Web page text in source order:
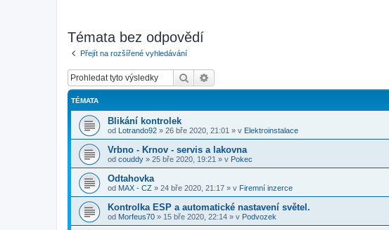
Témata bez odpovědí
Přejít na rozšířené vyhledávání
Hledat
TÉMATA
Blikání kontrolek
od Lotrando92 » 26 bře 2020, 21:01 » v Elektroinstalace
Vrbno - Krnov - servis a lakovna
od couddy » 25 bře 2020, 19:21 » v Pokec
Odtahovka
od MAX - CZ » 24 bře 2020, 21:17 » v Firemní inzerce
Kontrolka ESP a automatické nastavení světel.
od Morfeus70 » 15 bře 2020, 22:14 » v Podvozek